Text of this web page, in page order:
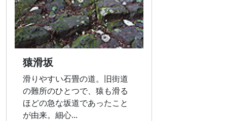
猿滑坂
滑りやすい石畳の道。旧街道
の難所のひとつで、猿も滑る
ほどの急な坂道であったこと
が由来。細心...